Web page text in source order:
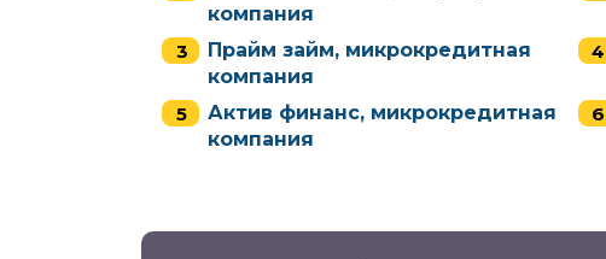
компания
Прайм займ, микрокредитная
компания
Актив финанс, микрокредитная
компания